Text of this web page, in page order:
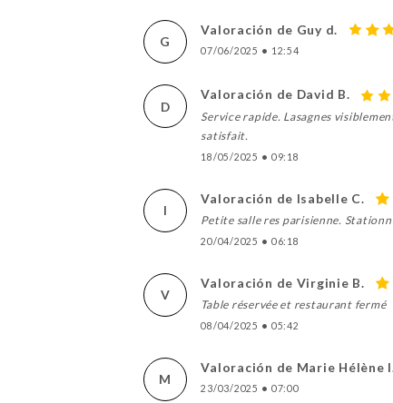
G
Valoración de Guy d.
07/06/2025 • 12:54
D
Valoración de David B.
Service rapide. Lasagnes
satisfait.
18/05/2025 • 09:18
I
Valoración de Isabelle C.
Petite salle res parisienne.
20/04/2025 • 06:18
V
Valoración de Virginie B.
Table réservée et restaurant fermé
08/04/2025 • 05:42
M
Valoración de Marie Hélène
23/03/2025 • 07:00